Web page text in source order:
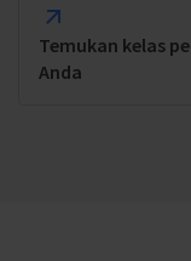
Temukan kelas
Anda